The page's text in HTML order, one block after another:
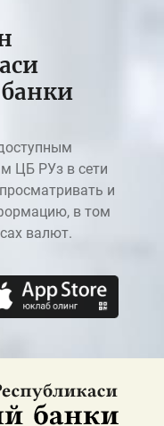
ЦБ РУз в сети
и
в том
валют.